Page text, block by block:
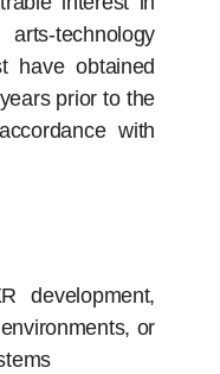
technology
have obtained
prior to the
with
development,
or